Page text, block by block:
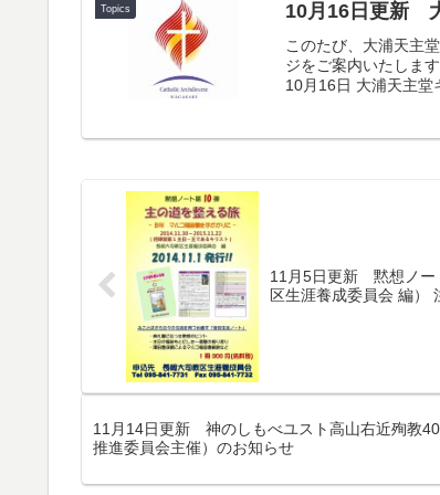
Topics 10月16日更新
このたび、大浦天主
ジをご案内いたしま
10月16日 大浦天主
11月5日更新 黙想ノー
区生涯養成委員会 編）
11月14日更新 神のしもべユスト高山右近殉教
推進委員会主催）のお知らせ